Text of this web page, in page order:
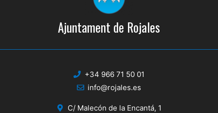
Ajuntament de Rojales
+34 966 71 50 01
info@rojales.es
C/ Malecón de la Encantá, 1